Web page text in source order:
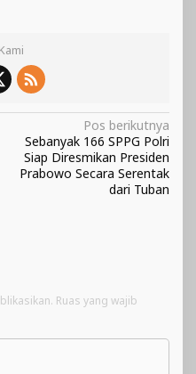
Pos berikutnya
Sebanyak 166 SPPG Polri
Siap Diresmikan Presiden
Prabowo Secara Serentak
dari Tuban
Ruas yang wajib